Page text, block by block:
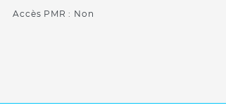
Accès PMR : Non